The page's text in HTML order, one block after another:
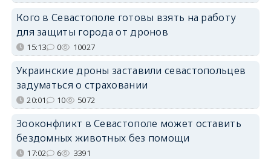
Кого в Севастополе готовы взять на работу
для защиты города от дронов
15:13 0 10027
Украинские дроны заставили севастопольцев
задуматься о страховании
20:01 10 5072
Зооконфликт в Севастополе может оставить
бездомных животных без помощи
17:02 6 3391